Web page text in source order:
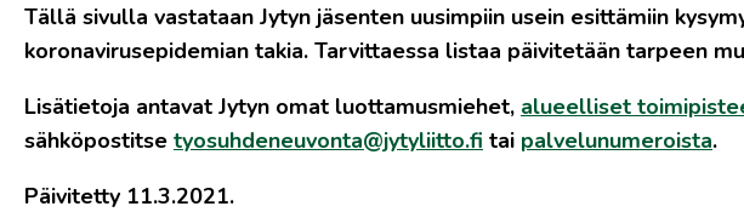
Tällä sivulla vastataan Jytyn jäsenten uusimpiin usein esittämiin
koronavirusepidemian takia. Tarvittaessa listaa päivitetään tarpeen
Lisätietoja antavat Jytyn omat luottamusmiehet, alueelliset
sähköpostitse tyosuhdeneuvonta@jytyliitto.fi tai palvelunumeroista.
Päivitetty 11.3.2021.